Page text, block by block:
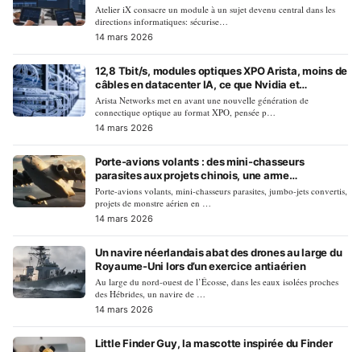
Atelier iX consacre un module à un sujet devenu central dans les
directions informatiques: sécurise…
14 mars 2026
12,8 Tbit/s, modules optiques XPO Arista, moins de
câbles en datacenter IA, ce que Nvidia et
Broadcom n’attendaient pas
Arista Networks met en avant une nouvelle génération de
connectique optique au format XPO, pensée p…
14 mars 2026
Porte-avions volants : des mini-chasseurs
parasites aux projets chinois, une arme
réexaminée
Porte-avions volants, mini-chasseurs parasites, jumbo-jets convertis,
projets de monstre aérien en …
14 mars 2026
Un navire néerlandais abat des drones au large du
Royaume-Uni lors d’un exercice antiaérien
Au large du nord-ouest de l’Écosse, dans les eaux isolées proches
des Hébrides, un navire de …
14 mars 2026
Little Finder Guy, la mascotte inspirée du Finder